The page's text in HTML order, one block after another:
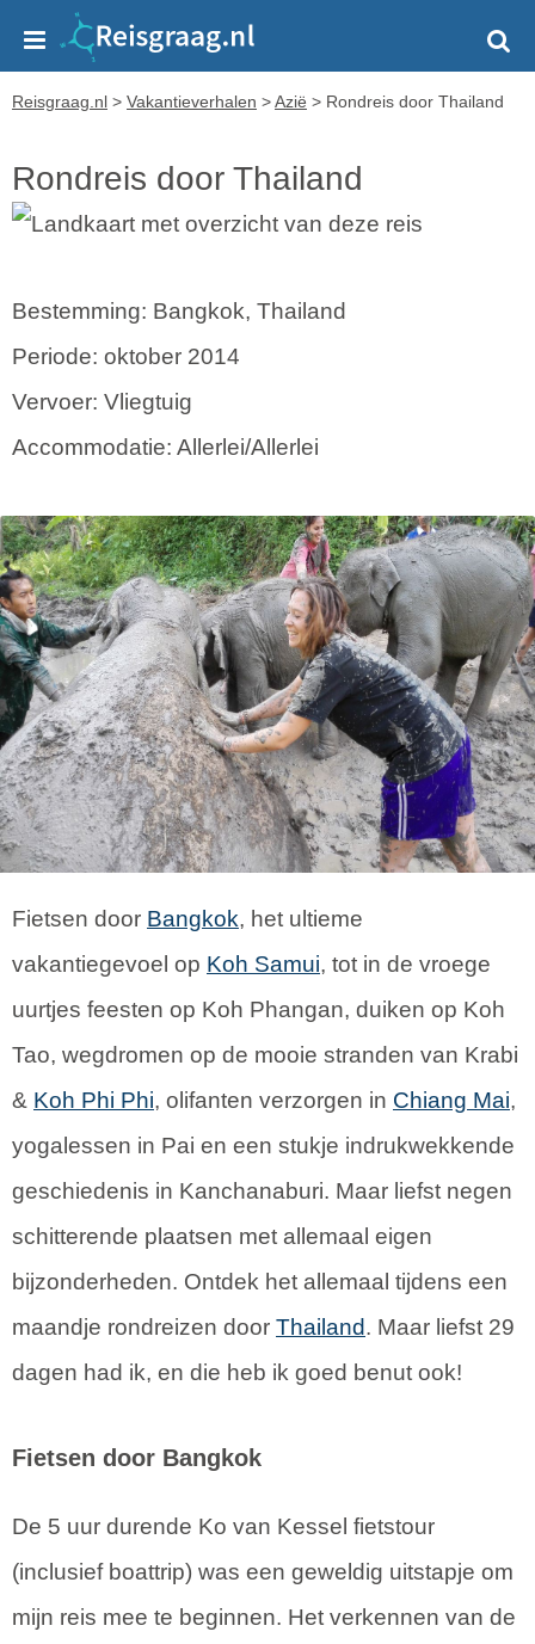
Reisgraag.nl > Vakantieverhalen >Azië > Rondreis door Thailand
Rondreis door Thailand
Bestemming: Bangkok, Thailand
Periode: oktober 2014
Vervoer: Vliegtuig
Accommodatie: Allerlei/Allerlei
Fietsen door Bangkok, het ultieme
vakantiegevoel op Koh Samui, tot in de vroege
uurtjes feesten op Koh Phangan, duiken op Koh
Tao, wegdromen op de mooie stranden van Krabi
& Koh Phi Phi, olifanten verzorgen in Chiang Mai,
yogalessen in Pai en een stukje indrukwekkende
geschiedenis in Kanchanaburi. Maar liefst negen
schitterende plaatsen met allemaal eigen
bijzonderheden. Ontdek het allemaal tijdens een
maandje rondreizen door Thailand. Maar liefst 29
dagen had ik, en die heb ik goed benut ook!
Fietsen door Bangkok
De 5 uur durende Ko van Kessel fietstour
(inclusief boattrip) was een geweldig uitstapje om
mijn reis mee te beginnen. Het verkennen van de